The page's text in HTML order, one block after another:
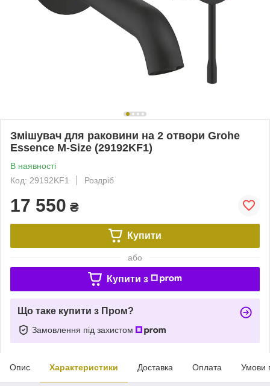
Змішувач для раковини на 2 отвори Grohe
Essence M-Size (29192KF1)
В наявності
Код: 29192KF1
Роздріб
17 550 ₴
Купити
або
Купити з
Що таке купити з Пром?
Замовлення під захистом
Опис Характеристики Доставка Оплата Умови